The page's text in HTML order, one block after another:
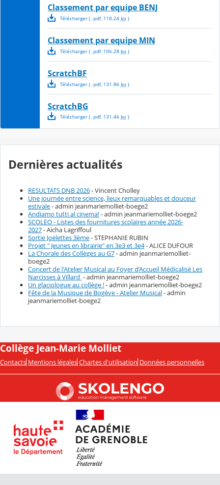
Classement par equipe BENJ
Télécharger( .pdf, 118.24 ko)
Classement par equipe MIN
Télécharger( .pdf, 106.28 ko)
ScratchBF
Télécharger( .pdf, 131.86 ko)
ScratchBG
Télécharger( .pdf, 131.46 ko)
Dernières actualités
RESULTATS DNB 2026- Vincent Cholley
Une journée entre science, lieux remarquables et douceur
estivale- admin jeanmariemolliet-boege2
Andiamo tutti al cinema!- admin jeanmariemolliet-boege2
SCOLEO - Listes des fournitures scolaires année 2026-
2027- Aicha Lagriffoul
Sortie Joëlettes 3ème- STEPHANIE RUBIN
Projet " Jeunes en librairie" en 3e3 et 3e4- ALICE DUFOUR
La Chorale des Collèges au G7- admin jeanmariemolliet-
boege2
Concert de l'Atelier Musical au Foyer d’Accueil Médicalisé Les
Narcisses à Villard - admin jeanmariemolliet-boege2
Un glaciologue au collège !- admin jeanmariemolliet-boege2
Fête de la Musique de Bogève - Atelier Musical- admin
jeanmariemolliet-boege2
Collège Jean-Marie Molliet
Contacts Mentions légales Chartes d'utilisation Données personnelles